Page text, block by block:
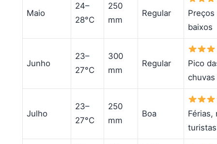
Maio
24–
28°C
250
mm
Regular
Preços
baixos
Junho
23–
27°C
300
mm
Regular
Pico
chuvas
Julho
23–
27°C
250
mm
Boa
Férias,
turistas